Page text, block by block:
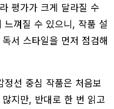
평가가 크게 달라질 수
느껴질 수 있으니, 작품 설
서 스타일을 먼저 점검해
정선 중심 작품은 처음보
지만, 반대로 한 번 읽고